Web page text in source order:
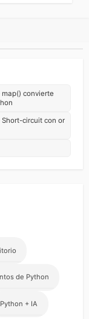
map() convierte
Short-circuit con or
de Python
Python + IA